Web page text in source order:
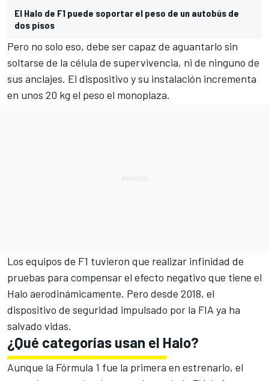
El Halo de F1 puede soportar el peso de un autobús de
dos pisos
Pero no solo eso, debe ser capaz de aguantarlo sin
soltarse de la célula de supervivencia, ni de ninguno de
sus anclajes. El dispositivo y su instalación incrementa
en unos 20 kg el peso el monoplaza.
Los equipos de F1 tuvieron que realizar infinidad de
pruebas para compensar el efecto negativo que tiene el
Halo aerodinámicamente. Pero desde 2018, el
dispositivo de seguridad impulsado por la FIA ya ha
salvado vidas.
¿Qué categorías usan el Halo?
Aunque la Fórmula 1 fue la primera en estrenarlo, el